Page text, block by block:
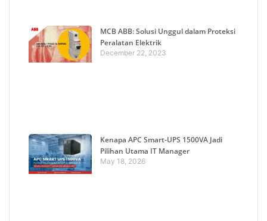
MCB ABB: Solusi Unggul dalam Proteksi
Peralatan Elektrik
December 22, 2023
Kenapa APC Smart-UPS 1500VA Jadi
Pilihan Utama IT Manager
May 18, 2026